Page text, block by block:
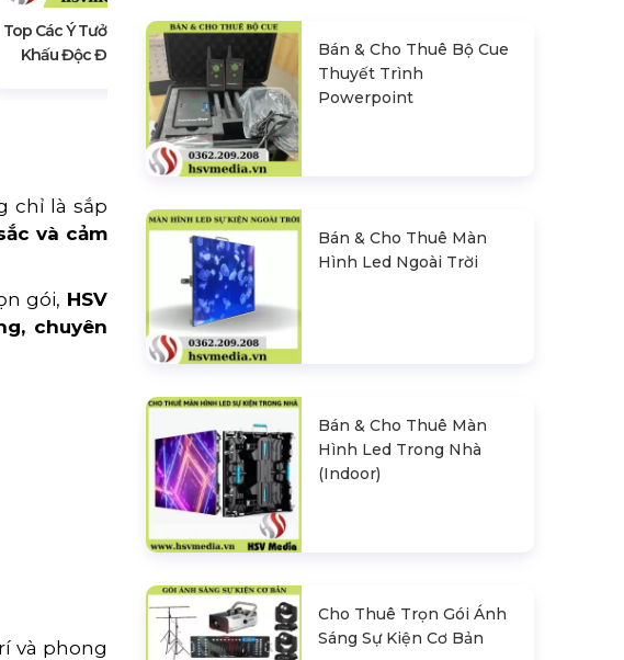
Top Các Ý Tưởng Thiết Kế Sân
Khấu Độc Đáo, Ấn Tượng
chỉ là sắp
và cảm
gói, HSV
chuyên
và phong
Bán & Cho Thuê Bộ Cue
Thuyết Trình
Powerpoint
Bán & Cho Thuê Màn
Hình Led Ngoài Trời
Bán & Cho Thuê Màn
Hình Led Trong Nhà
(Indoor)
Cho Thuê Trọn Gói Ánh
Sáng Sự Kiện Cơ Bản